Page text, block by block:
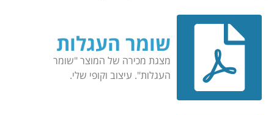
שומר העגלות
מצגת מכירה של המוצר "שומר
העגלות". עיצוב וקופי שלי.